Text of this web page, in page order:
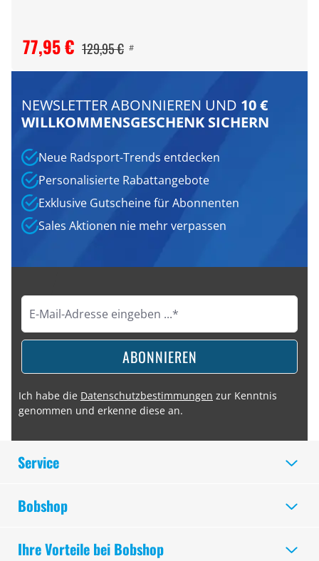
77,95 € 129,95 € #
NEWSLETTER ABONNIEREN UND 10 €
WILLKOMMENSGESCHENK SICHERN
Neue Radsport-Trends entdecken
Personalisierte Rabattangebote
Exklusive Gutscheine für Abonnenten
Sales Aktionen nie mehr verpassen
ABONNIEREN
Ich habe die Datenschutzbestimmungen zur Kenntnis
genommen und erkenne diese an.
Service
Bobshop
Ihre Vorteile bei Bobshop